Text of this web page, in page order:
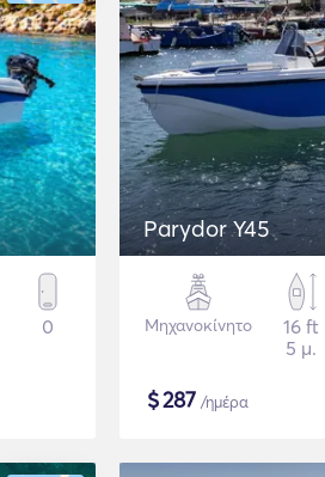
0
Parydor Y45
Μηχανοκίνητο
16 ft
5 μ.
$287 /ημέρα